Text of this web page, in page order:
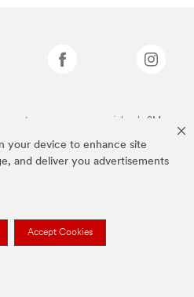
your device to enhance site
and deliver you advertisements
Accept Cookies
son marcas comerciales de 3M.